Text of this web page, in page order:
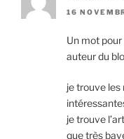
16
Un mot pour
auteur du
je trouve
je trouve
que très